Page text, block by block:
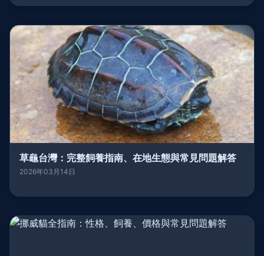
草龜台灣：完整飼養指南、在地生態與常見問題解答
2026年03月14日